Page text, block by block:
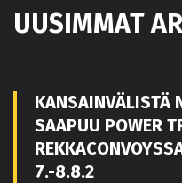
UUSIMMAT
KANSAINVÄLISTÄ
SAAPUU POWER
7.-8.8.2